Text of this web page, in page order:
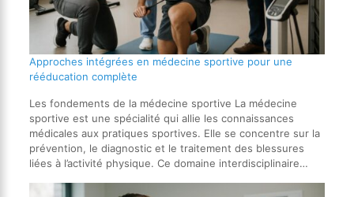
Approches intégrées en médecine sportive pour une
rééducation complète
Les fondements de la médecine sportive La médecine
sportive est une spécialité qui allie les connaissances
médicales aux pratiques sportives. Elle se concentre sur la
prévention, le diagnostic et le traitement des blessures
liées à l’activité physique. Ce domaine interdisciplinaire…